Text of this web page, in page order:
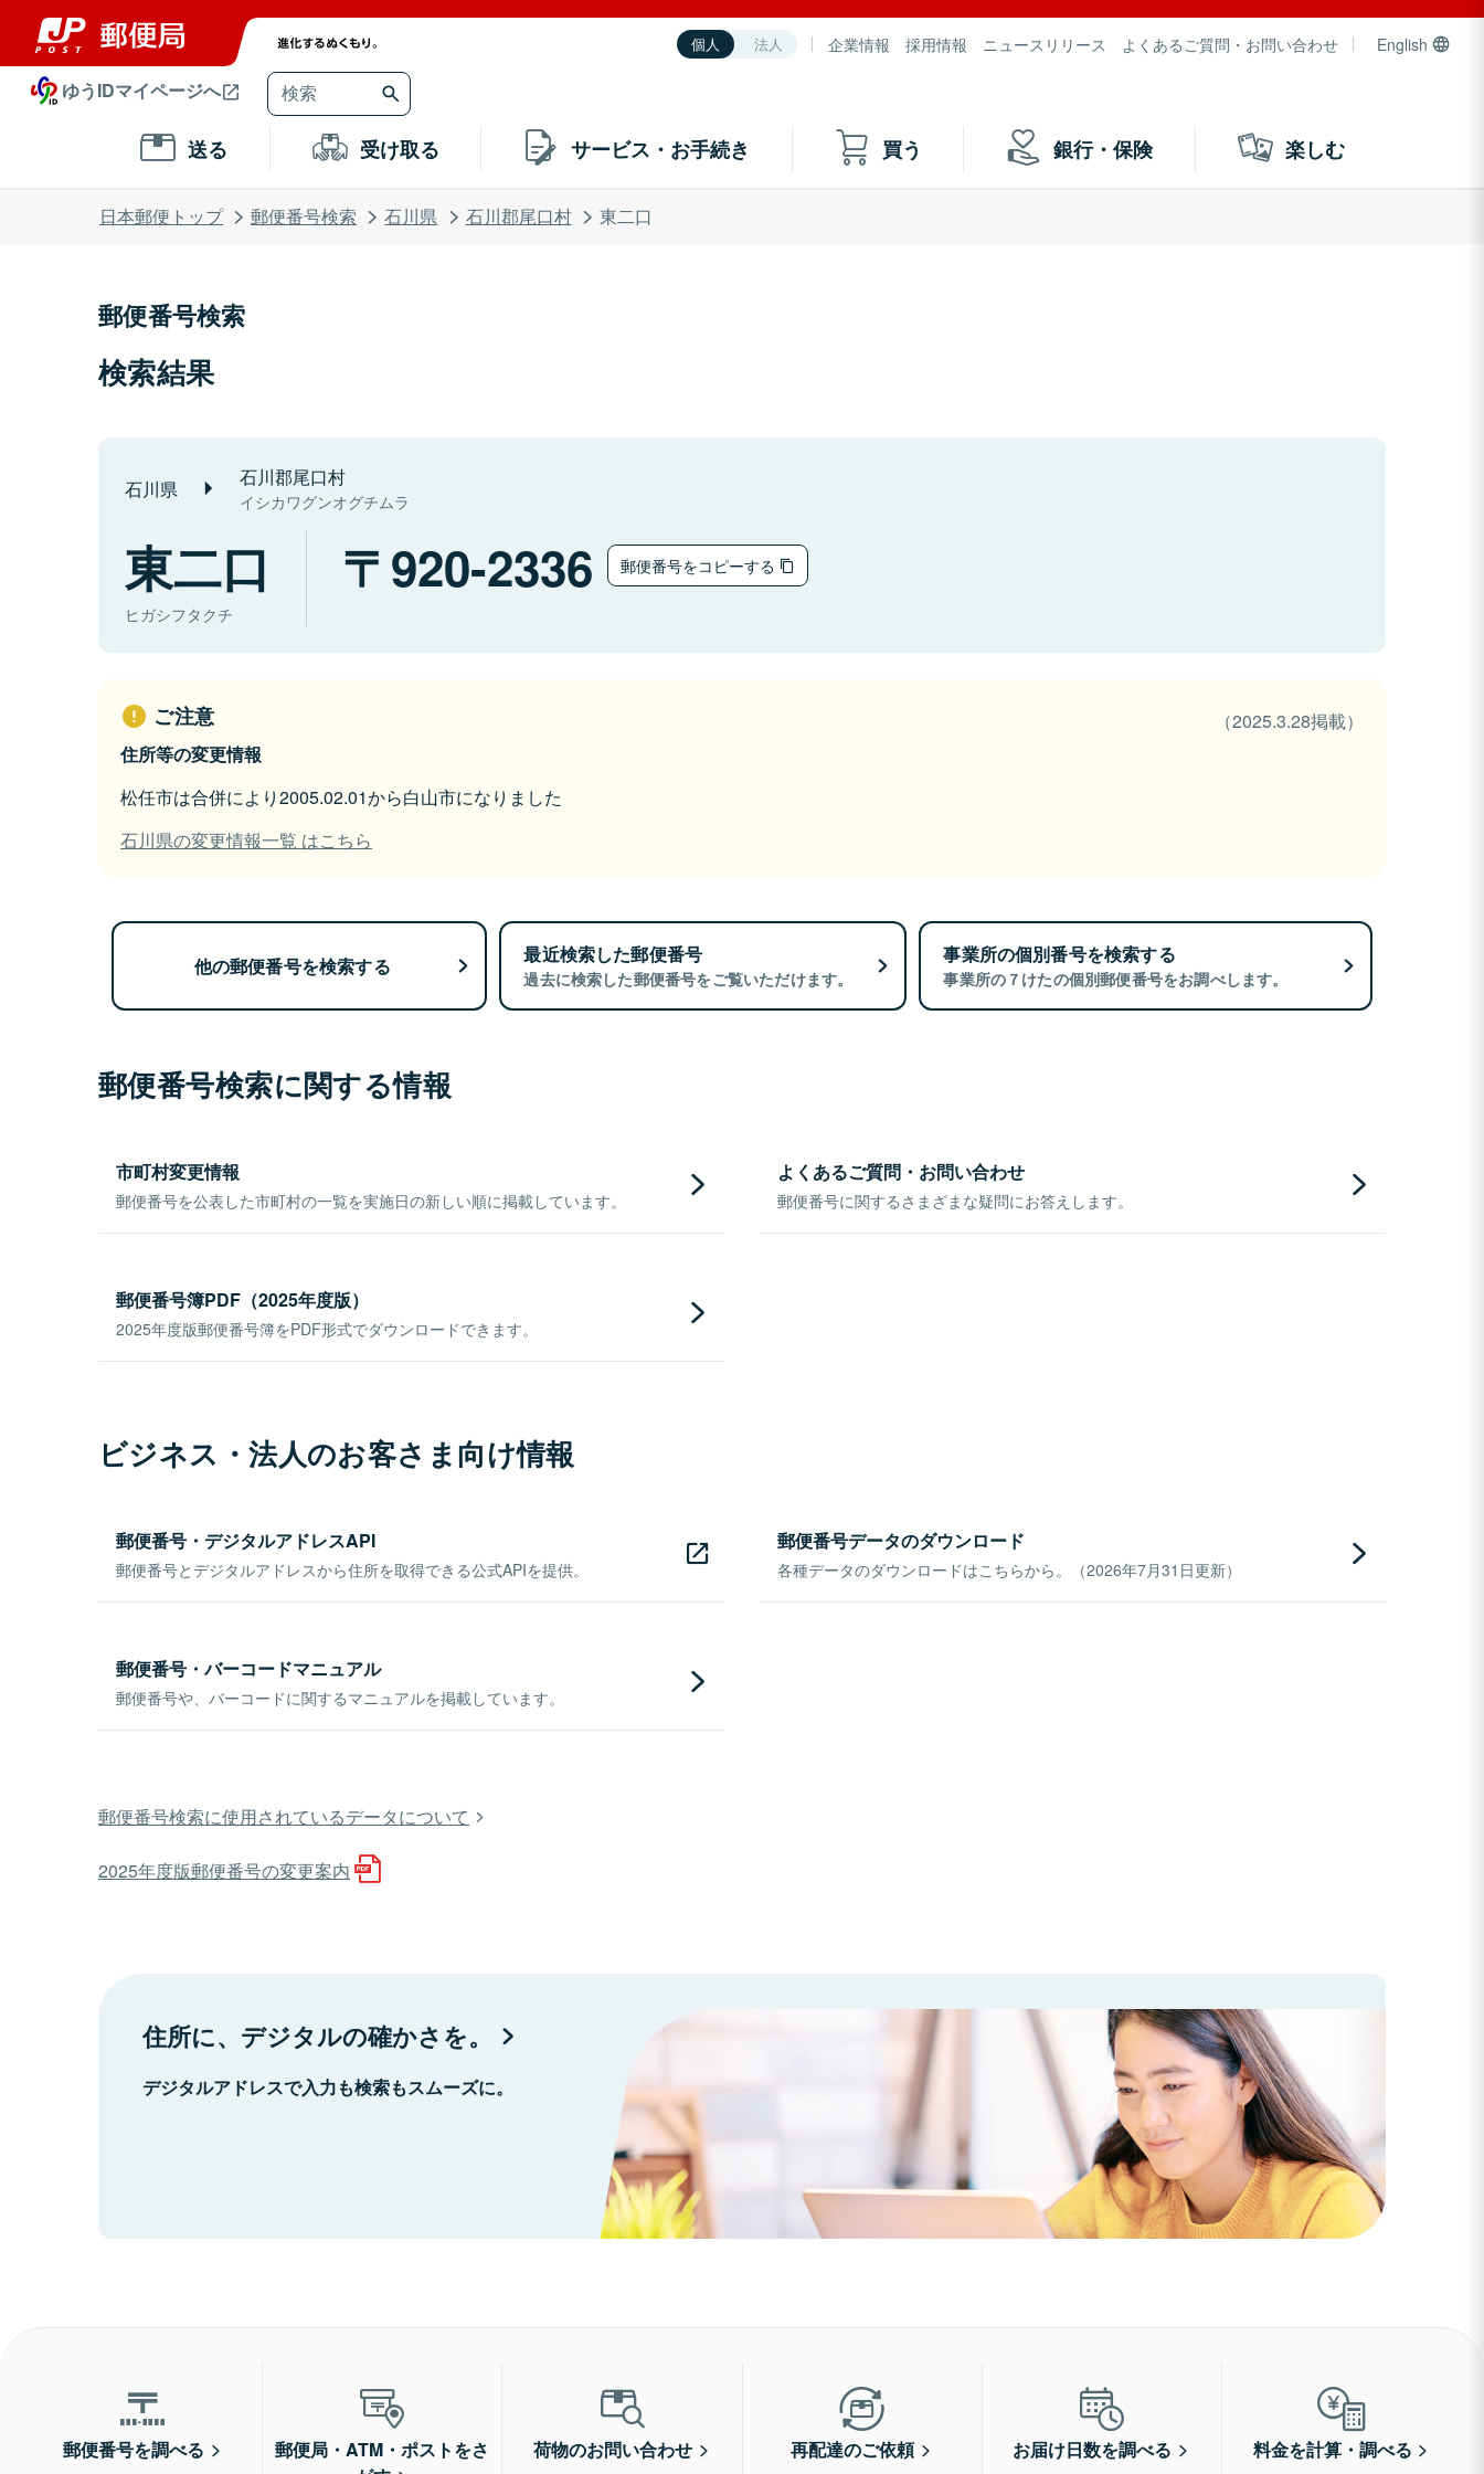
個人 法人 企業情報 採用情報 ニュースリリース よくあるご質問・お問い合わせ English
ゆうIDマイページへ
送る 受け取る サービス・お手続き 買う 銀行・保険 楽しむ
日本郵便トップ 郵便番号検索 石川県 石川郡尾口村 東二口
郵便番号検索
検索結果
石川県 石川郡尾口村
イシカワグンオグチムラ
東二口
ヒガシフタクチ
920-2336 郵便番号をコピーする
ご注意
（2025.3.28掲載）
住所等の変更情報
松任市は合併により2005.02.01から白山市になりました
石川県の変更情報一覧 はこちら
他の郵便番号を検索する 最近検索した郵便番号
過去に検索した郵便番号をご覧いただけます。
事業所の個別番号を検索する
事業所の７けたの個別郵便番号をお調べします。
郵便番号検索に関する情報
市町村変更情報
郵便番号を公表した市町村の一覧を実施日の新しい順に掲載しています。
よくあるご質問・お問い合わせ
郵便番号に関するさまざまな疑問にお答えします。
郵便番号簿PDF（2025年度版）
2025年度版郵便番号簿をPDF形式でダウンロードできます。
ビジネス・法人のお客さま向け情報
郵便番号・デジタルアドレスAPI
郵便番号とデジタルアドレスから住所を取得できる公式APIを提供。
郵便番号データのダウンロード
各種データのダウンロードはこちらから。（2026年7月31日更新）
郵便番号・バーコードマニュアル
郵便番号や、バーコードに関するマニュアルを掲載しています。
郵便番号検索に使用されているデータについて
2025年度版郵便番号の変更案内
住所に、デジタルの確かさを。
デジタルアドレスで入力も検索もスムーズに。
郵便番号を調べる
郵便局・ATM・ポストをさ
荷物のお問い合わせ 再配達のご依頼 お届け日数を調べる 料金を計算・調べる